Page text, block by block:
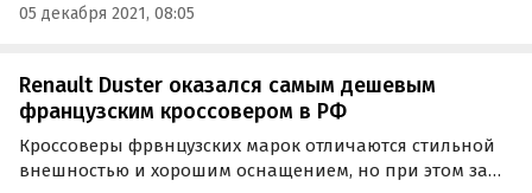
05 декабря 2021, 08:05
Renault Duster оказался самым дешевым
французским кроссовером в РФ
Кроссоверы фрвнцузских марок отличаются стильной
внешностью и хорошим оснащением, но при этом за